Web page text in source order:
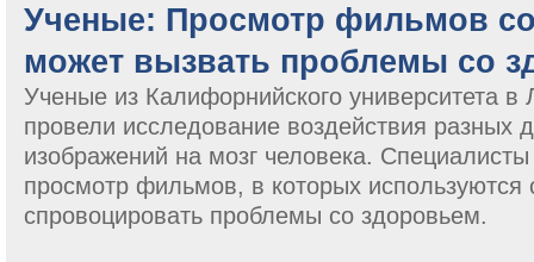
Ученые: Просмотр фильмов
может вызвать проблемы со
Ученые из Калифорнийского университета
провели исследование воздействия разных
изображений на мозг человека.
просмотр фильмов, в которых
спровоцировать проблемы со здоровьем.